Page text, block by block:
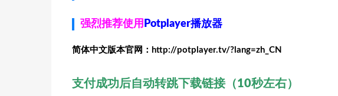
强烈推荐使用 Potplayer播放器
简体中文版本官网：http://potplayer.tv/?lang=zh_CN
支付成功后自动转跳下载链接（10秒左右）